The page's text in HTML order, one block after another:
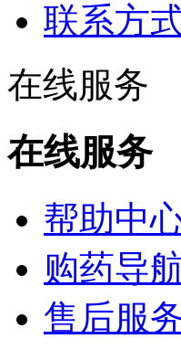
联系方
在线服务
在线服务
帮助中
购药导
售后服